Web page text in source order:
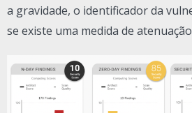
a gravidade, o identificador da
se existe uma medida de